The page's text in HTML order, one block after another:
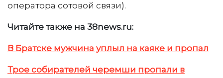
оператора сотовой связи).
Читайте также на 38news.ru:
В Братске мужчина уплыл на каяке и пропал
Трое собирателей черемши пропали в